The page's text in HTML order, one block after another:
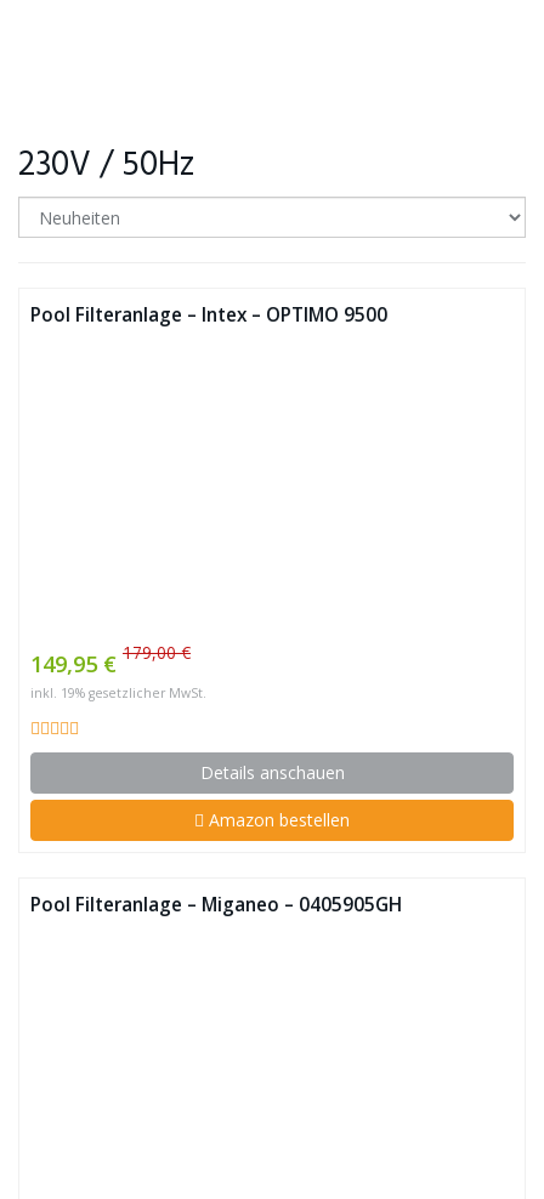
230V / 50Hz
Pool Filteranlage – Intex – OPTIMO 9500
149,95 € 179,00 €
inkl. 19% gesetzlicher MwSt.
Details anschauen
Amazon bestellen
Pool Filteranlage – Miganeo – 0405905GH